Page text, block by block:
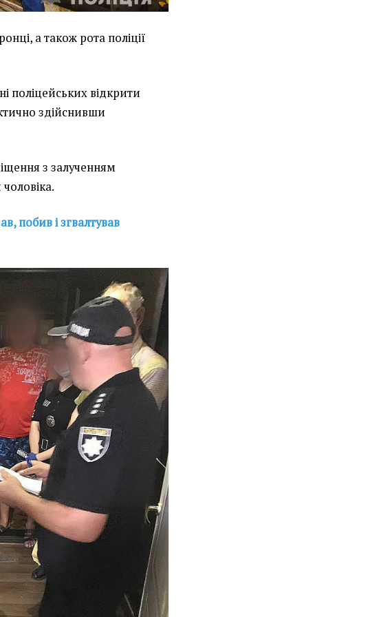
а також рота поліції
поліцейських відкрити
здійснивши
з залученням
побив і згвалтував